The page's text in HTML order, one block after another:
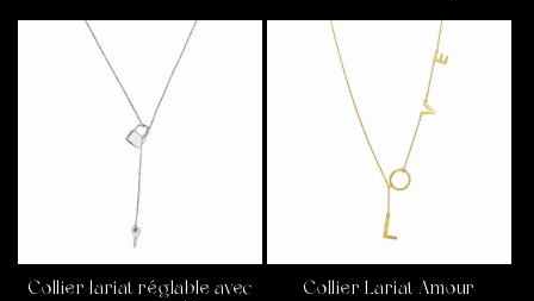
l
Collier lariat réglable avec
Collier Lariat Amour